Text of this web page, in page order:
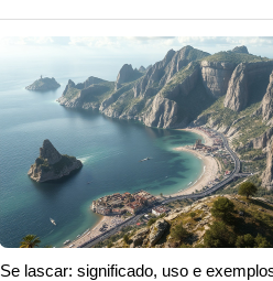
Se lascar: significado, uso e